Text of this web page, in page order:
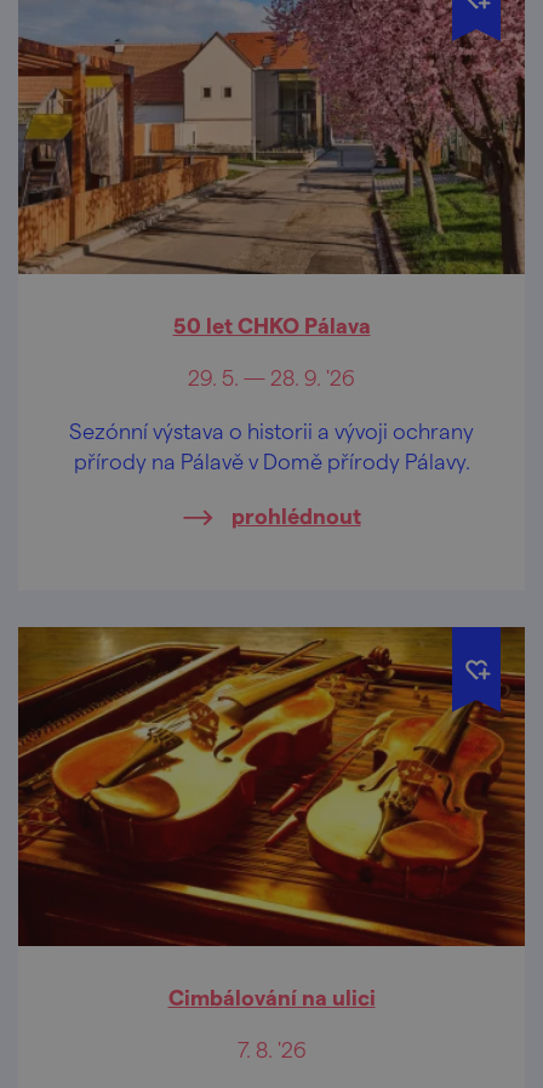
50 let CHKO Pálava
29. 5. — 28. 9. '26
Sezónní výstava o historii a vývoji ochrany
přírody na Pálavě v Domě přírody Pálavy.
prohlédnout
Cimbálování na ulici
7. 8. '26